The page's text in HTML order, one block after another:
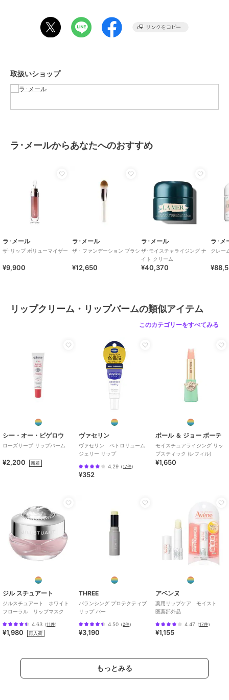
性別タイプ
レディース
リップ・リップケア
／ リップク
リーム・リップバーム
サイズ
素材
-
取扱いショップ
ラ･メールからあなたへのおすすめ
ラ･メール
ザ･リップ ボリューマイザー
¥9,900
ラ･メール
ザ・ファンデーション ブラシ
¥12,650
ラ･メール
ザ･モイスチャライジング ナ
イト クリーム
¥40,370
ラ･メ
クレー
リップクリーム・リップバームの類似アイテム
このカテゴリーをすべてみる
シー・オー・ビゲロウ
ローズサーブ リップバーム
¥2,200 新着
ヴァセリン
ヴァセリン ペトロリューム
ジェリー リップ
4.29 （17件）
¥352
ポール ＆ ジョー ボーテ
モイスチュアライジング リッ
プスティック (レフィル)
¥1,650
ジル スチュアート
ジルスチュアート ホワイト
フローラル リップマスク
4.63 （11件）
¥1,980 再入荷
THREE
バランシング プロテクティブ
リップ バー
4.50 （2件）
¥3,190
アベンヌ
薬用リップケア モイスト
医薬部外品
4.47 （17件）
¥1,155
もっとみる